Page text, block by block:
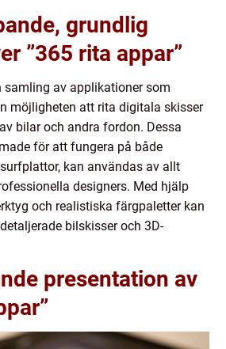
grundlig
”365 rita appar”
samling av applikationer som
möjligheten att rita digitala skisser
bilar och andra fordon. Dessa
för att fungera på både
kan användas av allt
designers. Med hjälp
och realistiska färgpaletter kan
bilskisser och 3D-
presentation av